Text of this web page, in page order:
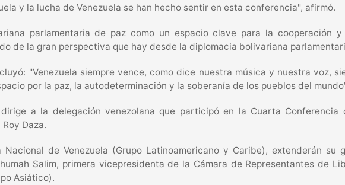
y la lucha de Venezuela se han hecho sentir en esta conferencia", afirmó.
parlamentaria de paz como un espacio clave para la cooperación
de la gran perspectiva que hay desde la diplomacia bolivariana
"Venezuela siempre vence, como dice nuestra música y nuestra voz,
por la paz, la autodeterminación y la soberanía de los pueblos del
a la delegación venezolana que participó en la Cuarta Conferencia
Daza.
de Venezuela (Grupo Latinoamericano y Caribe), extenderán su
Salim, primera vicepresidenta de la Cámara de Representantes de
Asiático).